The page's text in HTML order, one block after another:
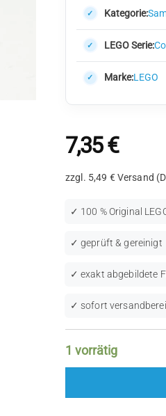
Kategorie:
LEGO Serie:
Marke:LEGO
7,35€
zzgl. 5,49 € Versand
✓ 100 % Original
✓ geprüft & gereinigt
✓ exakt abgebildete
✓ sofort
1 vorrätig